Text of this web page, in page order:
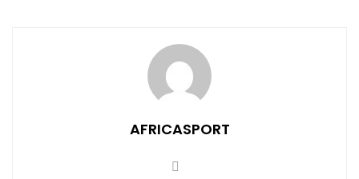
AFRICASPORT